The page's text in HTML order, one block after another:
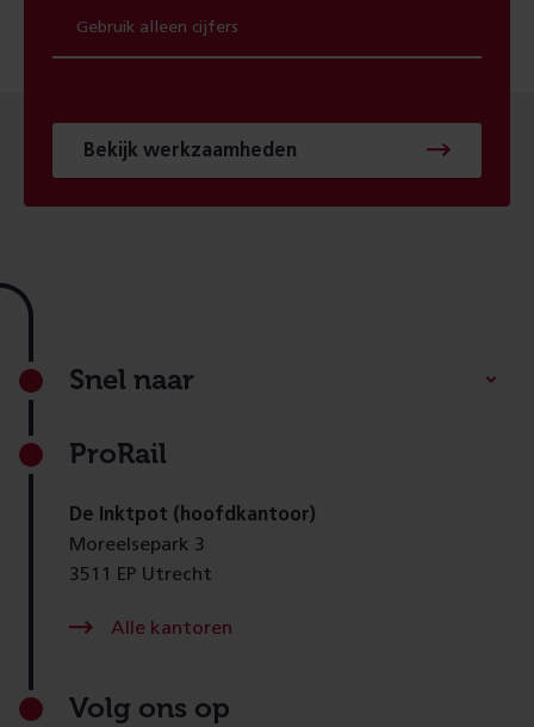
Bekijk werkzaamheden
Footer
Snel naar
ProRail
De Inktpot (hoofdkantoor)
Moreelsepark 3
3511 EP Utrecht
Alle kantoren
Volg ons op